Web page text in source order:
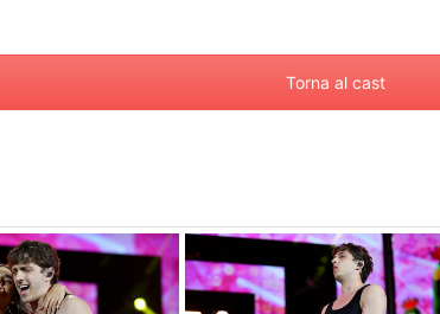
Torna al cast